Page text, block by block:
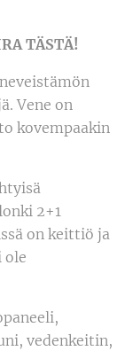
TÄSTÄ!
Vene on
kovempaakin
2+1
on keittiö ja
ole
vedenkeitin,